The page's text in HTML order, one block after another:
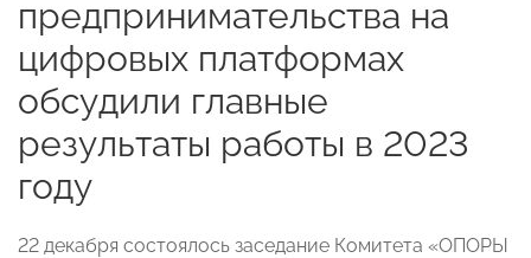
предпринимательства на
цифровых платформах
обсудили главные
результаты работы в 2023
году
22 декабря состоялось заседание Комитета «ОПОРЫ